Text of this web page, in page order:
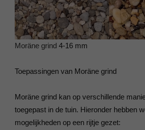
Moräne grind 4-16 mm
Toepassingen van Moräne grind
Moräne grind kan op verschillende
toegepast in de tuin. Hieronder hebben
mogelijkheden op een rijtje gezet: